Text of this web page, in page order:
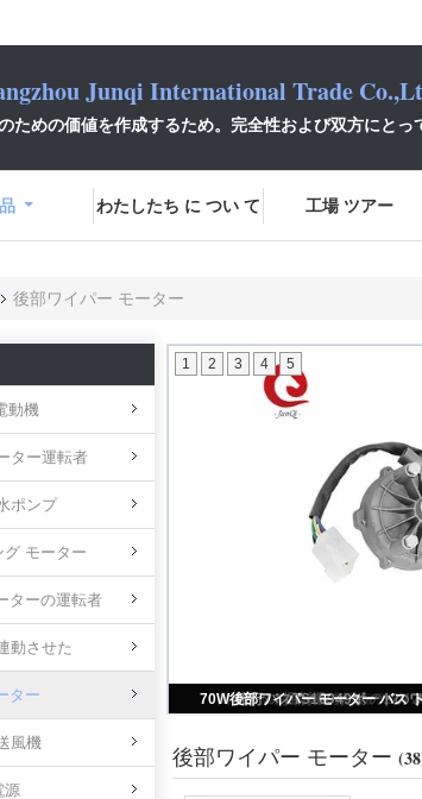
Junqi International Trade
ための価値を作成するため。完全性および双方にとっ
わたしたち に つい て 工場 ツアー
後部ワイパー モーター
動機
ター運転者
ポンプ
モーター
ターの運転者
動させた
ター
風機
源
掘削機バスTS16949 ISO9001
1 2 3 4 5
後部ワイパー モーター